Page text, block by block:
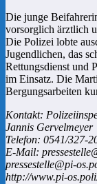
Die junge
vorsorglich ärztlich
Die Polizei lobte
Jugendlichen, das
Rettungsdienst und
im Einsatz. Die
Bergungsarbeiten
Kontakt:
Jannis Gervelmeyer
Telefon: 0541/327-
E-Mail:
pressestelle@pi-
http://www.pi-